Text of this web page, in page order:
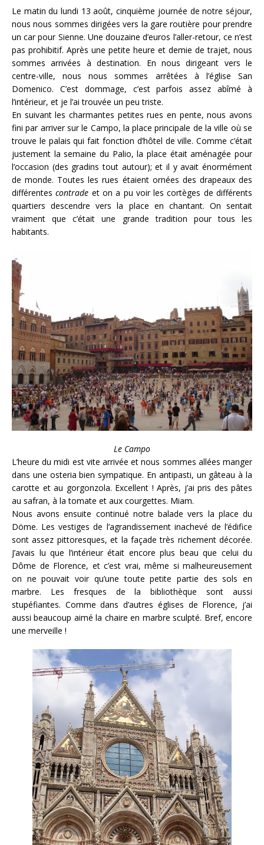
Le matin du lundi 13 août, cinquième journée de notre séjour,
nous nous sommes dirigées vers la gare routière pour prendre
un car pour Sienne. Une douzaine d’euros l’aller-retour, ce n’est
pas prohibitif. Après une petite heure et demie de trajet, nous
sommes arrivées à destination. En nous dirigeant vers le
centre-ville, nous nous sommes arrêtées à l’église San
Domenico. C’est dommage, c’est parfois assez abîmé à
l’intérieur, et je l’ai trouvée un peu triste.
En suivant les charmantes petites rues en pente, nous avons
fini par arriver sur le Campo, la place principale de la ville où se
trouve le palais qui fait fonction d’hôtel de ville. Comme c’était
justement la semaine du Palio, la place était aménagée pour
l’occasion (des gradins tout autour); et il y avait énormément
de monde. Toutes les rues étaient ornées des drapeaux des
différentescontrade et on a pu voir les cortèges de différents
quartiers descendre vers la place en chantant. On sentait
vraiment que c’était une grande tradition pour tous les
habitants.
Le Campo
L’heure du midi est vite arrivée et nous sommes allées manger
dans une osteria bien sympatique. En antipasti, un gâteau à la
carotte et au gorgonzola. Excellent ! Après, j’ai pris des pâtes
au safran, à la tomate et aux courgettes. Miam.
Nous avons ensuite continué notre balade vers la place du
Döme. Les vestiges de l’agrandissement inachevé de l’édifice
sont assez pittoresques, et la façade très richement décorée.
J’avais lu que l’intérieur était encore plus beau que celui du
Dôme de Florence, et c’est vrai, même si malheureusement
on ne pouvait voir qu’une toute petite partie des sols en
marbre. Les fresques de la bibliothèque sont aussi
stupéfiantes. Comme dans d’autres églises de Florence, j’ai
aussi beaucoup aimé la chaire en marbre sculpté. Bref, encore
une merveille !